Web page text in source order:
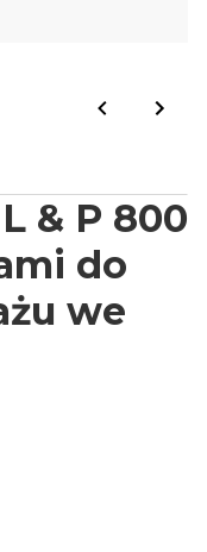
& P 800
do
we